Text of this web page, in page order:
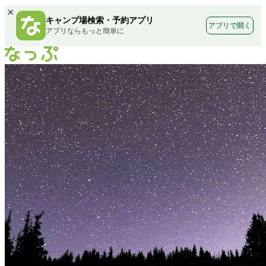
×
キャンプ場検索・予約アプリ
アプリならもっと簡単に
アプリで開く